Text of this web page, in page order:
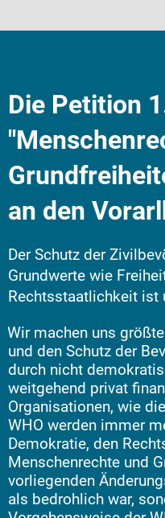
Die Petition
an den
Der Schutz der
Grundwerte wie
Rechtsstaatlichkeit ist
Wir machen uns
und den Schutz der
durch nicht
weitgehend privat
Organisationen, wie
WHO werden immer
Demokratie, den
Menschenrechte und
vorliegenden
als bedrohlich war,